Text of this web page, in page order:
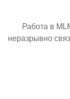
Работа в
неразрывно